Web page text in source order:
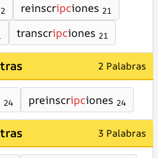
reinscripciones 21
transcripciones 21
2 Palabras
24 preinscripciones 24
3 Palabras